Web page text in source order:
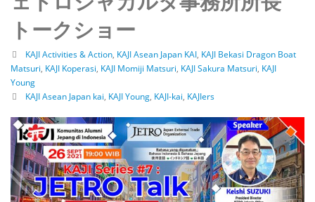
トークショー
KAJI Activities & Action, KAJI Asean Japan KAI, KAJI Bekasi Dragon Boat
Matsuri KAJI Koperasi KAJI Momiji Matsuri KAJI Sakura Matsuri KAJI
Young
KAJI Asean Japan kai KAJI Young, KAJI-kai KAJIers